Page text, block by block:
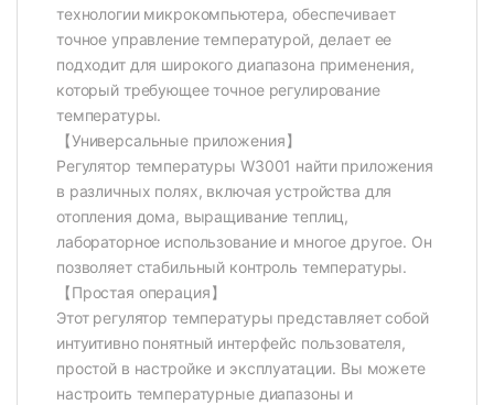
технологии микрокомпьютера, обеспечивает
точное управление температурой, делает ее
подходит для широкого диапазона применения,
который требующее точное регулирование
температуры.
【Универсальные приложения】
Регулятор температуры W3001 найти приложения
в различных полях, включая устройства для
отопления дома, выращивание теплиц,
лабораторное использование и многое другое. Он
позволяет стабильный контроль температуры.
【Простая операция】
Этот регулятор температуры представляет собой
интуитивно понятный интерфейс пользователя,
простой в настройке и эксплуатации. Вы можете
настроить температурные диапазоны и